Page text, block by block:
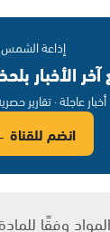
إذاعة الشمس
آخر الأخبار
أخبار عاجلة · تقارير
انضم للقناة